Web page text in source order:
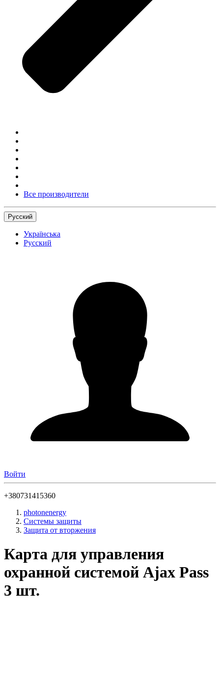
Все производители
Русский
Українська
Русский
Войти
+380731415360
photonenergy
Системы защиты
Защита от вторжения
Карта для управления
охранной системой Ajax Pass
3 шт.